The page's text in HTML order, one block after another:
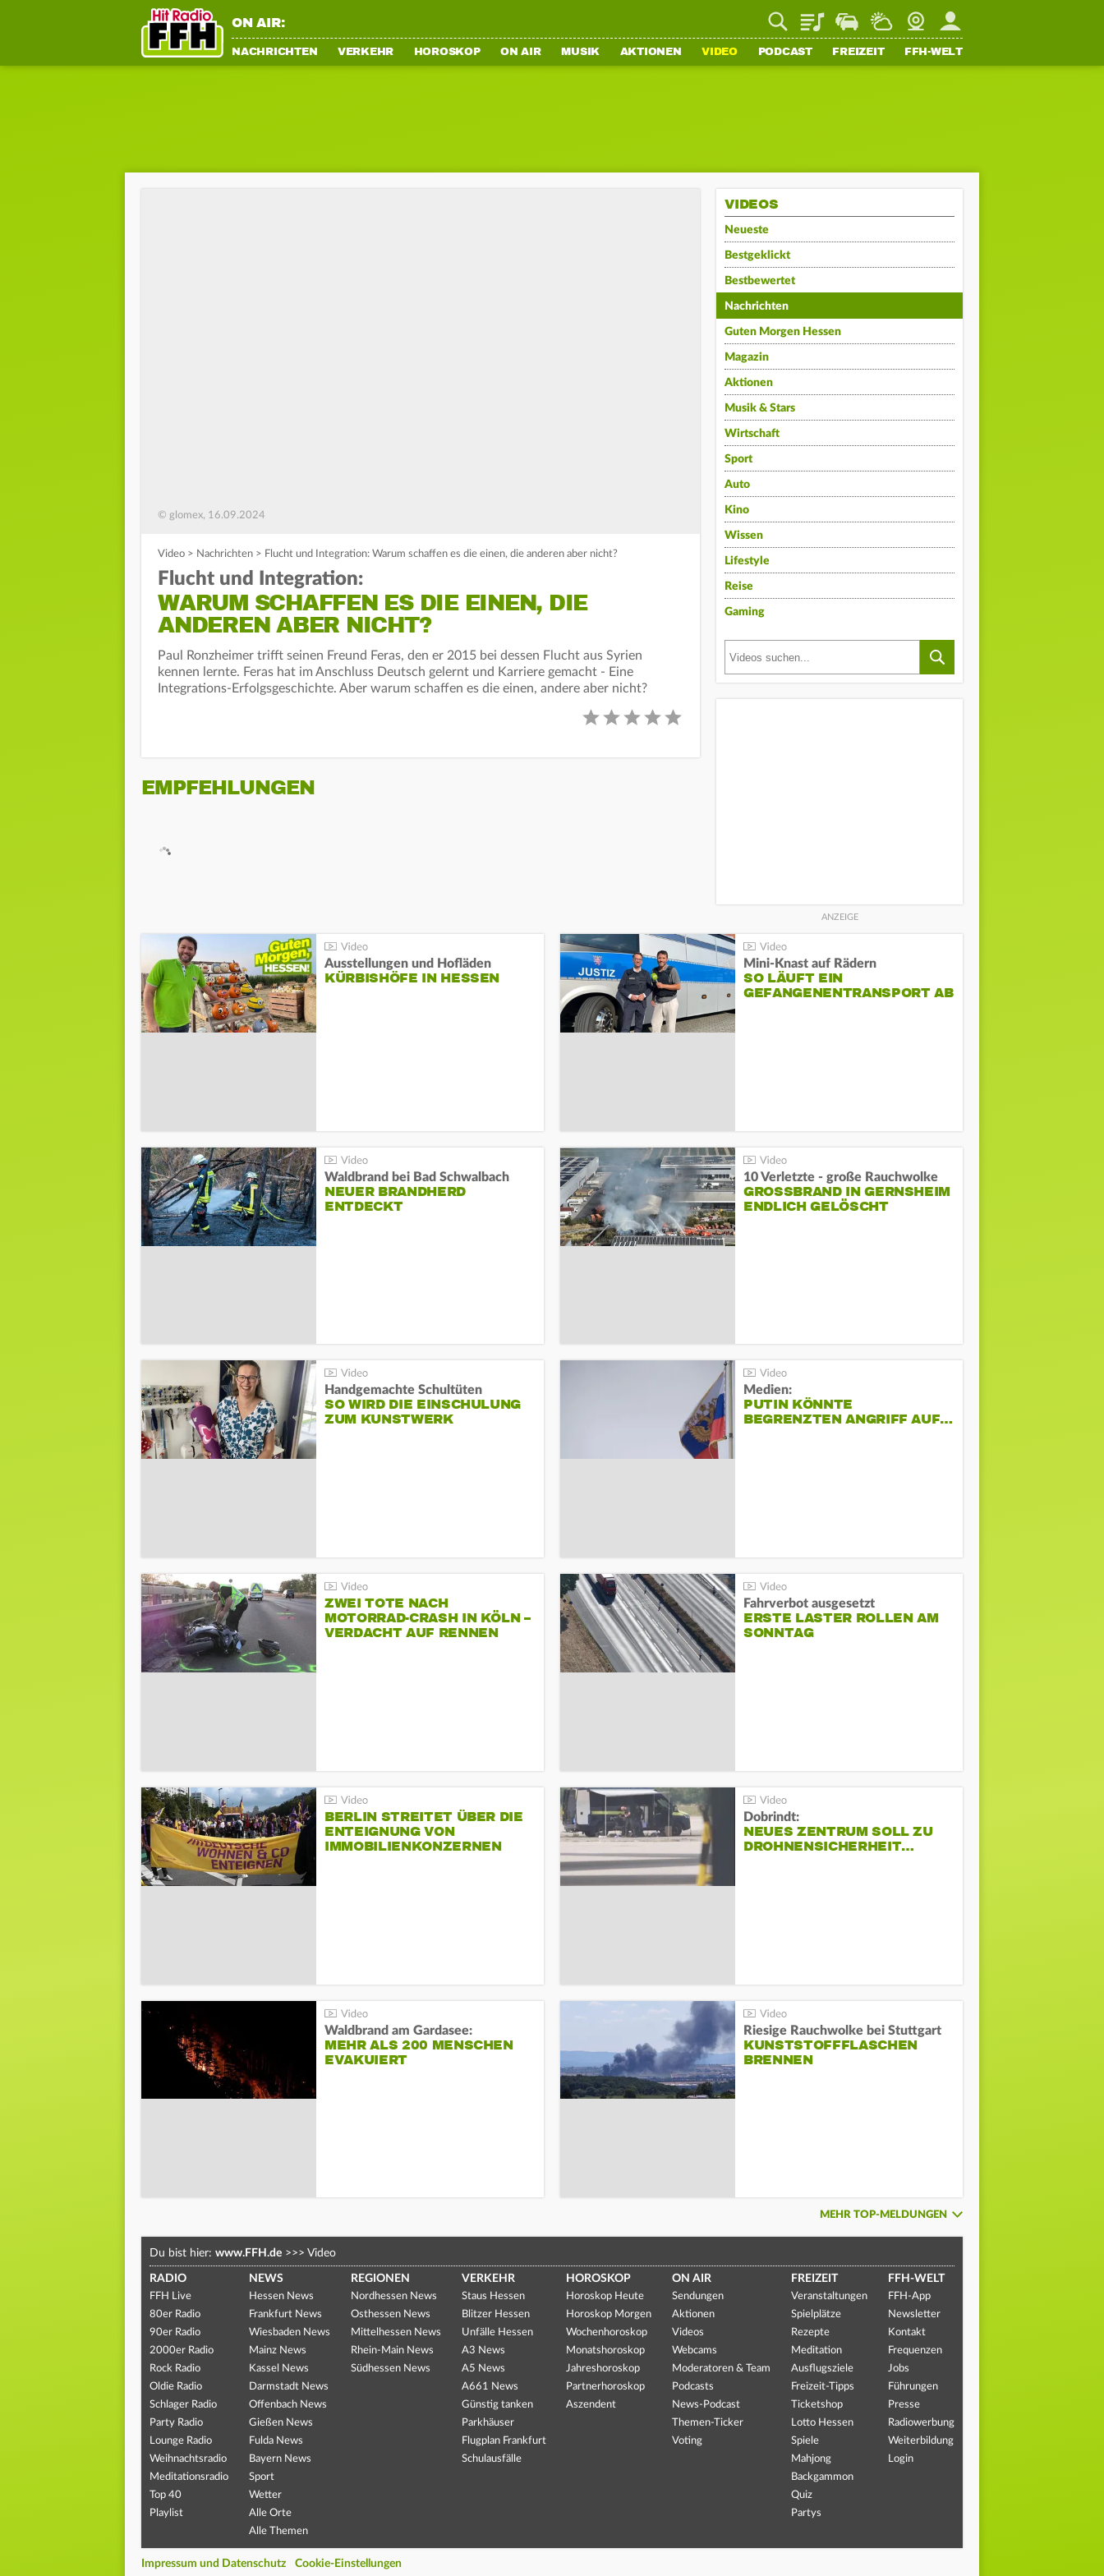
ON AIR: PlaylistStaupilotWetterWebcamMein FFH
NACHRICHTEN VERKEHR HOROSKOP ON AIR MUSIK AKTIONEN VIDEO PODCAST FREIZEIT FFH-WELT
© glomex, 16.09.2024
Video > Nachrichten > Flucht und Integration: Warum schaffen es die einen, die anderen aber nicht?
Flucht und Integration:
WARUM SCHAFFEN ES DIE EINEN, DIE
ANDEREN ABER NICHT?
Paul Ronzheimer trifft seinen Freund Feras, den er 2015 bei dessen Flucht aus Syrien
kennen lernte. Feras hat im Anschluss Deutsch gelernt und Karriere gemacht - Eine
Integrations-Erfolgsgeschichte. Aber warum schaffen es die einen, andere aber nicht?
EMPFEHLUNGEN
VIDEOS
Neueste
Bestgeklickt
Bestbewertet
Nachrichten
Guten Morgen Hessen
Magazin
Aktionen
Musik & Stars
Wirtschaft
Sport
Auto
Kino
Wissen
Lifestyle
Reise
Gaming
Ausstellungen und Hofläden
KÜRBISHÖFE IN HESSEN
Mini-Knast auf Rädern
SO LÄUFT EIN
GEFANGENENTRANSPORT AB
Waldbrand bei Bad Schwalbach
NEUER BRANDHERD
ENTDECKT
10 Verletzte - große Rauchwolke
GROSSBRAND IN GERNSHEIM E
NDLICH GELÖSCHT
Handgemachte Schultüten
SO WIRD DIE EINSCHULUNG
ZUM KUNSTWERK
Medien:
PUTIN KÖNNTE
BEGRENZTEN ANGRIFF AUF…
ZWEI TOTE NACH
MOTORRAD-CRASH IN KÖLN –
VERDACHT AUF RENNEN
Fahrverbot ausgesetzt
ERSTE LASTER ROLLEN AM
SONNTAG
BERLIN STREITET ÜBER DIE
ENTEIGNUNG VON
IMMOBILIENKONZERNEN
Dobrindt:
NEUES ZENTRUM SOLL ZU
DROHNENSICHERHEIT…
Waldbrand am Gardasee:
MEHR ALS 200 MENSCHEN
EVAKUIERT
Riesige Rauchwolke bei Stuttgart
KUNSTSTOFFFLASCHEN
BRENNEN
MEHR TOP-MELDUNGEN
Du bist hier: www.FFH.de >>> Video
RADIO
FFH Live
80er Radio
90er Radio
2000er Radio
Rock Radio
Oldie Radio
Schlager Radio
Party Radio
Lounge Radio
Weihnachtsradio
Meditationsradio
Top 40
Playlist
NEWS
Hessen News
Frankfurt News
Wiesbaden News
Mainz News
Kassel News
Darmstadt News
Offenbach News
Gießen News
Fulda News
Bayern News
Sport
Wetter
Alle Orte
Alle Themen
REGIONEN
Nordhessen News
Osthessen News
Mittelhessen News
Rhein-Main News
Südhessen News
VERKEHR
Staus Hessen
Blitzer Hessen
Unfälle Hessen
A3 News
A5 News
A661 News
Günstig tanken
Parkhäuser
Flugplan Frankfurt
Schulausfälle
HOROSKOP
Horoskop Heute
Horoskop Morgen
Wochenhoroskop
Monatshoroskop
Jahreshoroskop
Partnerhoroskop
Aszendent
ON AIR
Sendungen
Aktionen
Videos
Webcams
Moderatoren & Team
Podcasts
News-Podcast
Themen-Ticker
Voting
FREIZEIT
Veranstaltungen
Spielplätze
Rezepte
Meditation
Ausflugsziele
Freizeit-Tipps
Ticketshop
Lotto Hessen
Spiele
Mahjong
Backgammon
Quiz
Partys
FFH-WELT
FFH-App
Newsletter
Kontakt
Frequenzen
Jobs
Führungen
Presse
Radiowerbung
Weiterbildung
Login
Impressum und Datenschutz Cookie-Einstellungen